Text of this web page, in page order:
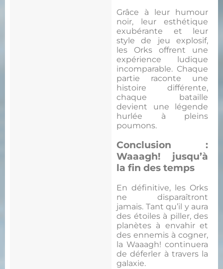
Grâce à leur humour
noir, leur esthétique
exubérante et leur
style de jeu explosif,
les Orks offrent une
expérience ludique
incomparable. Chaque
partie raconte une
histoire différente,
chaque bataille
devient une légende
hurlée à pleins
poumons.
Conclusion :
Waaagh! jusqu’à
la fin des temps
En définitive, les Orks
ne disparaîtront
jamais. Tant qu’il y aura
des étoiles à piller, des
planètes à envahir et
des ennemis à cogner,
la Waaagh! continuera
de déferler à travers la
galaxie.